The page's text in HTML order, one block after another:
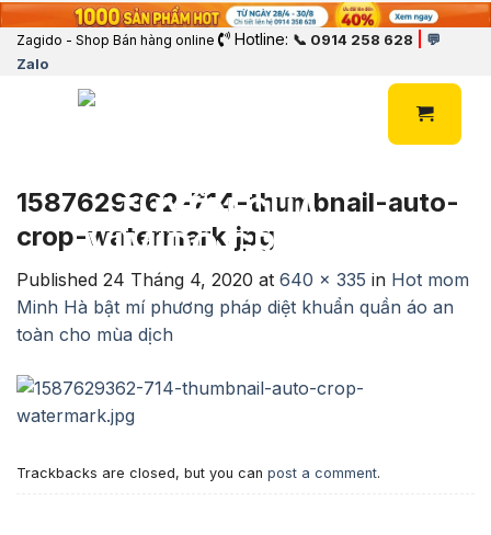
Zagido - Shop Bán hàng online Hotline: 📞 0914 258 628
💬
Zalo
1587629362-714-thumbnail-auto-
crop-watermark.jpg
Published 24 Tháng 4, 2020 at 640 × 335 in Hot mom
Minh Hà bật mí phương pháp diệt khuẩn quần áo an
toàn cho mùa dịch
Trackbacks are closed, but you can post a comment.